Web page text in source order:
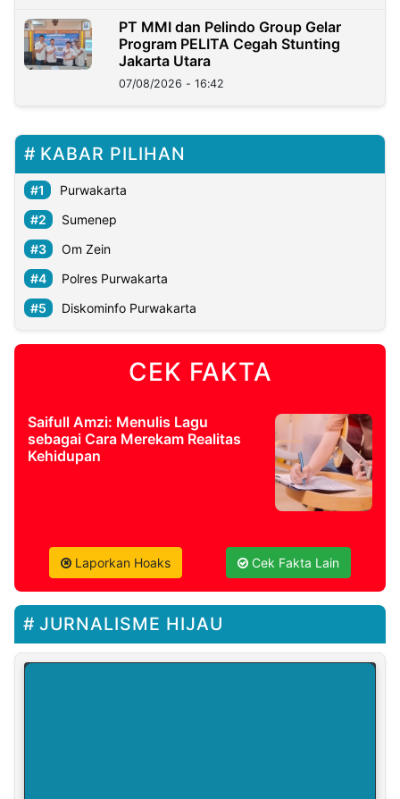
PT MMI dan Pelindo Group Gelar
Program PELITA Cegah Stunting
Jakarta Utara
07/08/2026 - 16:42
KABAR PILIHAN
Purwakarta
Sumenep
Om Zein
Polres Purwakarta
Diskominfo Purwakarta
CEK FAKTA
Saifull Amzi: Menulis Lagu
sebagai Cara Merekam Realitas
Kehidupan
Laporkan Hoaks Cek Fakta Lain
JURNALISME HIJAU